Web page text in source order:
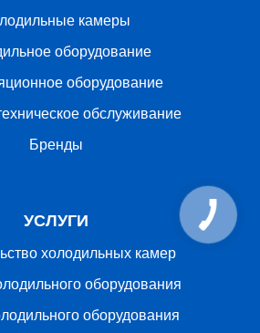
камеры
оборудование
оборудование
обслуживание
Бренды
УСЛУГИ
холодильных камер
оборудования
оборудования